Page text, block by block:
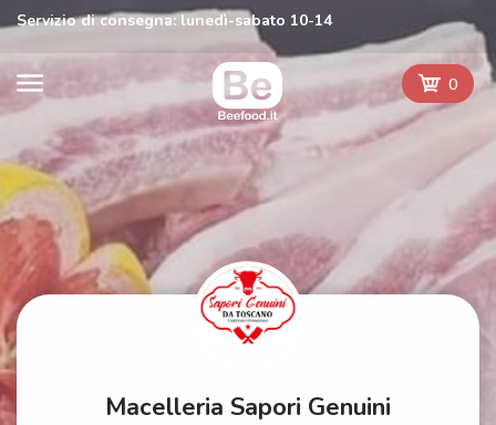
Servizio di consegna: lunedì-sabato 10-14
0
Macelleria Sapori Genuini